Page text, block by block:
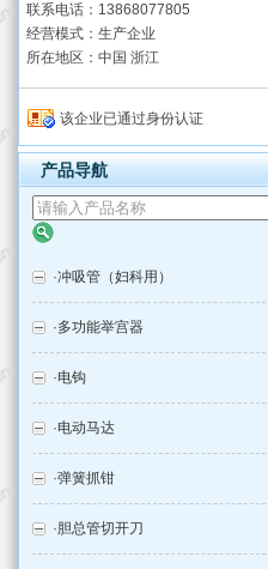
联系电话：13868077805
经营模式：生产企业
所在地区：中国 浙江
该企业已通过身份认证
产品导航
·冲吸管（妇科用）
·多功能举宫器
·电钩
·电动马达
·弹簧抓钳
·胆总管切开刀